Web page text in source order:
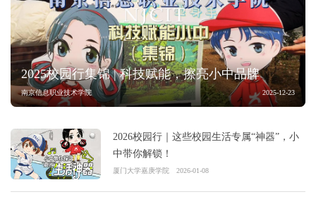
2025校园行集锦 | 科技赋能，擦亮小中品牌
南京信息职业技术学院 2025-12-23
2026校园行｜这些校园生活专属“神器”，小
中带你解锁！
厦门大学嘉庚学院 2026-01-08